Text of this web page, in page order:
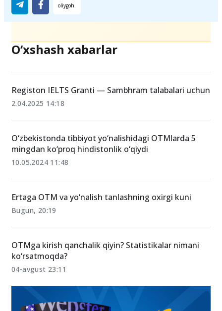
O‘xshash xabarlar
Registon IELTS Granti — Sambhram talabalari uchun
2.04.2025 14:18
O‘zbekistonda tibbiyot yo‘nalishidagi OTMlarda 5
mingdan ko‘proq hindistonlik o‘qiydi
10.05.2024 11:48
Ertaga OTM va yo‘nalish tanlashning oxirgi kuni
Bugun, 20:19
OTMga kirish qanchalik qiyin? Statistikalar nimani
ko‘rsatmoqda?
04-avgust 23:11